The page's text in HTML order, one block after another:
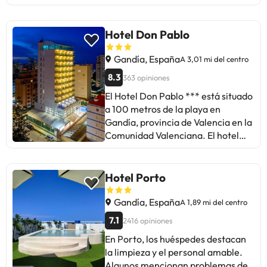
renovación de las habitaciones. A
pesar de ello, la mayoría disfruta
de una estancia fantástica y lo
recomienda para descansar y
desconectar. Ideal para quienes
valoran un trato amable, buena
ubicación y un desayuno completo.
¡Un hotel con encanto en Gandia!
Hotel Don Pablo
Gandía, EspañaA 3,01 mi del centro
8.3 363 opiniones
El Hotel Don Pablo *** está situado
a 100 metros de la playa en
Gandía, provincia de Valencia en la
Comunidad Valenciana. El hotel
conexión Wi-Fi, terraza, sala de
juegos, sala de estar y sala de
televisión. Además podrás tomar
el sol y refrescarte en sus piscinas,
tienen una para adultos y otra para
que los más peques también se
puedan divertir :-) Las
Hotel Porto
Gandía, EspañaA 1,89 mi del centro
7.1 2416 opiniones
En Porto, los huéspedes destacan
la limpieza y el personal amable.